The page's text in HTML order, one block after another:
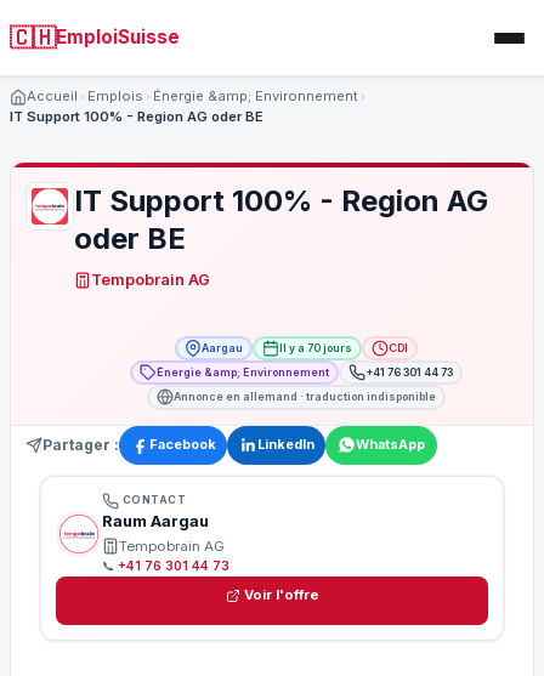
🇨🇭EmploiSuisse
Accueil Emplois
Énergie &amp; Environnement
IT Support 100% - Region AG oder BE
IT Support 100% - Region AG
oder BE
Tempobrain AG
Aargau Il y a 70 jours
CDI
Énergie &amp; Environnement
+41 76 301 44 73
Annonce en allemand · traduction indisponible
Partager : Facebook LinkedIn WhatsApp
CONTACT
Raum Aargau
Tempobrain AG
📞 +41 76 301 44 73
Voir l'offre